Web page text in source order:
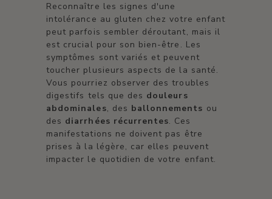
Reconnaître les signes d'une
intolérance au gluten chez votre enfant
peut parfois sembler déroutant, mais il
est crucial pour son bien-être. Les
symptômes sont variés et peuvent
toucher plusieurs aspects de la santé.
Vous pourriez observer des troubles
digestifs tels que des douleurs
abdominales, des ballonnements ou
des diarrhées récurrentes. Ces
manifestations ne doivent pas être
prises à la légère, car elles peuvent
impacter le quotidien de votre enfant.